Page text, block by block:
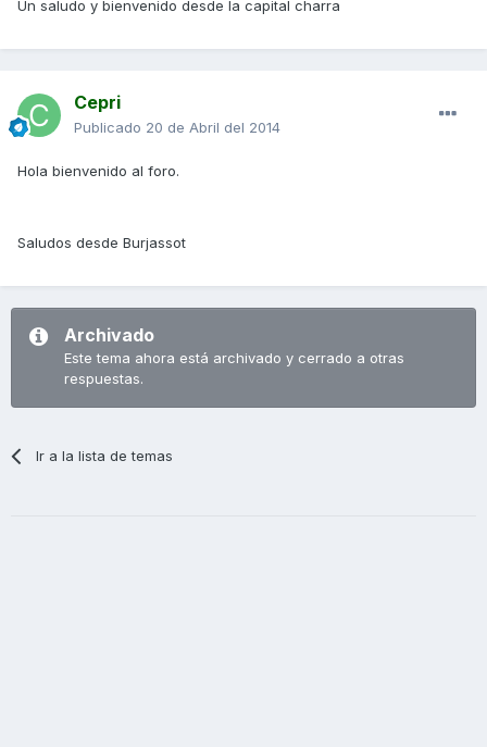
Un saludo y bienvenido desde la capital charra
Cepri
Publicado 20 de Abril del 2014
Hola bienvenido al foro.
Saludos desde Burjassot
Archivado
Este tema ahora está archivado y cerrado a otras
respuestas.
Ir a la lista de temas